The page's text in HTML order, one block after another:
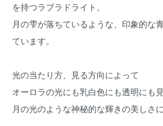
を持つラブラドライト。
月の雫が落ちているような、印象的な
ています。
光の当たり方、見る方向によって
オーロラの光にも乳白色にも透明にも
月の光のような神秘的な輝きの美しさ